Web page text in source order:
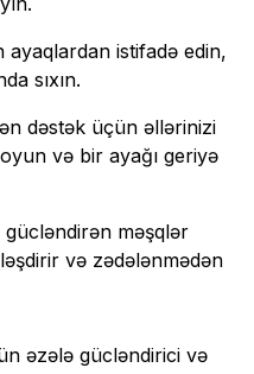
ayaqlardan istifadə edin,
sıxın.
dəstək üçün əllərinizi
və bir ayağı geriyə
gücləndirən məşqlər
və zədələnmədən
əzələ gücləndirici və